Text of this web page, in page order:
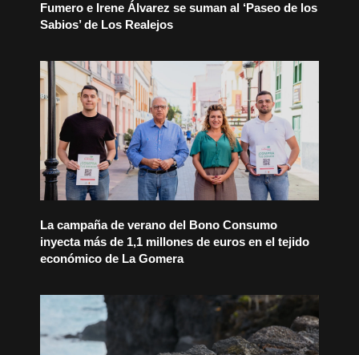
Fumero e Irene Álvarez se suman al ‘Paseo de los
Sabios’ de Los Realejos
La campaña de verano del Bono Consumo
inyecta más de 1,1 millones de euros en el tejido
económico de La Gomera